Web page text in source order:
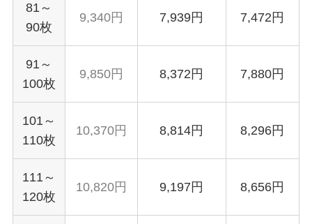
81～
90枚
9,340円 7,939円 7,472円
91～
100枚
9,850円 8,372円 7,880円
101～
110枚
10,370円 8,814円 8,296円
111～
120枚
10,820円 9,197円 8,656円